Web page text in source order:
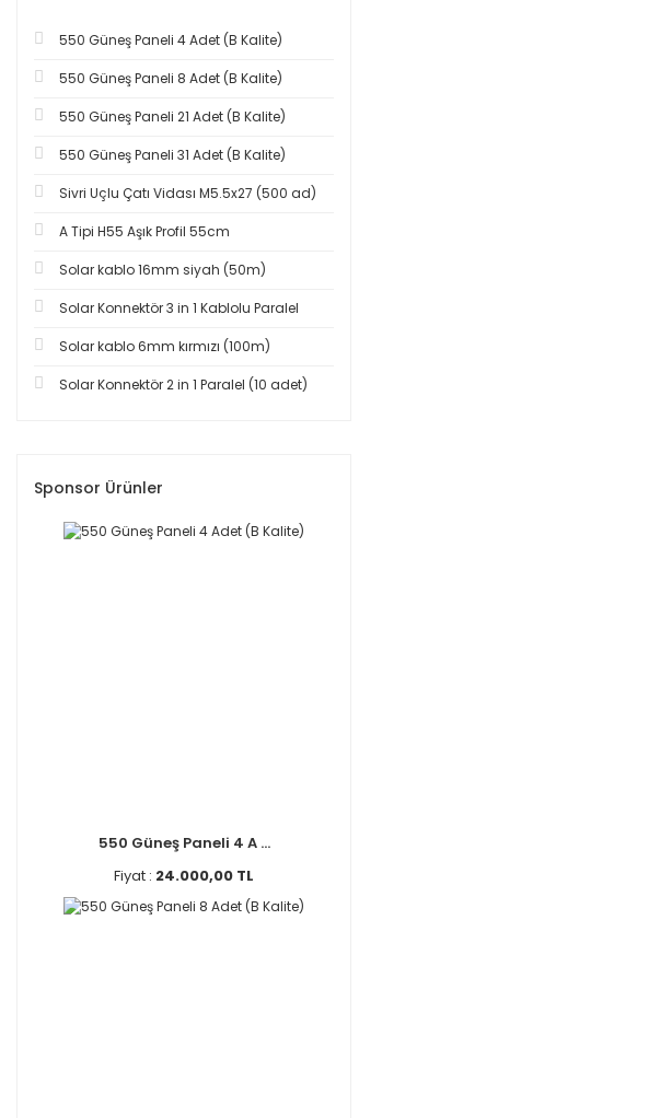
550 Güneş Paneli 4 Adet (B Kalite)
550 Güneş Paneli 8 Adet (B Kalite)
550 Güneş Paneli 21 Adet (B Kalite)
550 Güneş Paneli 31 Adet (B Kalite)
Sivri Uçlu Çatı Vidası M5.5x27 (500 ad)
A Tipi H55 Aşık Profil 55cm
Solar kablo 16mm siyah (50m)
Solar Konnektör 3 in 1 Kablolu Paralel
Solar kablo 6mm kırmızı (100m)
Solar Konnektör 2 in 1 Paralel (10 adet)
Sponsor Ürünler
550 Güneş Paneli 4 A ...
Fiyat : 24.000,00 TL